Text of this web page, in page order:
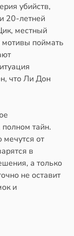
убийств,
20-летней
местный
мотивы поймать
что Ли Дон
тайн.
от
в
а только
не оставит
и